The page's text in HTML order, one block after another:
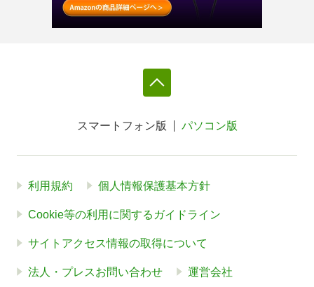
スマートフォン版 パソコン版
利用規約 個人情報保護基本方針
Cookie等の利用に関するガイドライン
サイトアクセス情報の取得について
法人・プレスお問い合わせ 運営会社